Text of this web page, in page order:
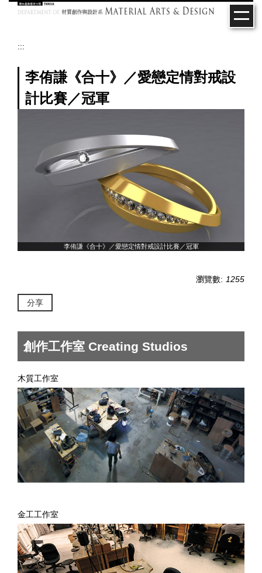
:::
李侑謙《合十》／愛戀定情對戒設
計比賽／冠軍
李侑謙《合十》／愛戀定情對戒設計比賽／冠軍
瀏覽數: 1255
分享
創作工作室 Creating Studios
木質工作室
金工工作室